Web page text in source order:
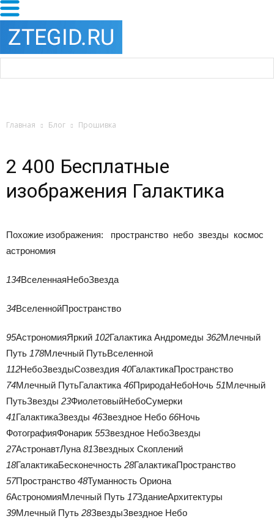
Главная Блог Прошивка
2 400 Бесплатные
изображения Галактика
Похожие изображения:
пространство небо звезды космос
астрономия
134ВселеннаяНебоЗвезда
34ВселеннойПространство
95АстрономияЯркий 102Галактика Андромеды 362Млечный
Путь 178Млечный ПутьВселенной
112НебоЗвездыСозвездия 40ГалактикаПространство
74Млечный ПутьГалактика 46ПриродаНебоНочь 51Млечный
ПутьЗвезды 23ФиолетовыйНебоСумерки
41ГалактикаЗвезды 46Звездное Небо 66Ночь
ФотографияФонарик 55Звездное НебоЗвезды
27АстронавтЛуна 81Звездных Скоплений
18ГалактикаБесконечность 28ГалактикаПространство
57Пространство 48Туманность Ориона
6АстрономияМлечный Путь 17ЗданиеАрхитектуры
39Млечный Путь 28ЗвездыЗвездное Небо